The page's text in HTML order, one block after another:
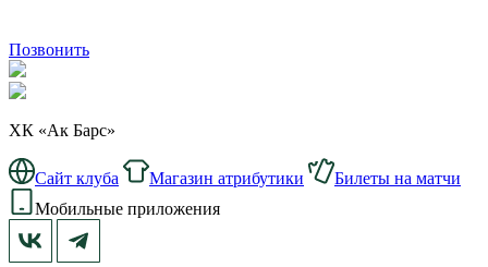
Позвонить
ХК «Ак Барс»
Сайт клуба Магазин атрибутики
Билеты на матчи
Мобильные приложения